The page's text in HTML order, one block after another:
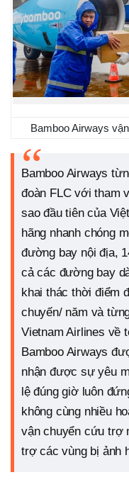
Bamboo Airways
Bamboo Airways
đoàn FLC với tham
sao đầu tiên của
hãng nhanh chóng
đường bay nội địa,
cả các đường bay
khai thác thời điểm
chuyến/ năm và
Vietnam Airlines về
Bamboo Airways
nhận được sự yêu
lệ đúng giờ luôn
không cùng nhiều
vận chuyển cứu trợ
trợ các vùng bị ảnh